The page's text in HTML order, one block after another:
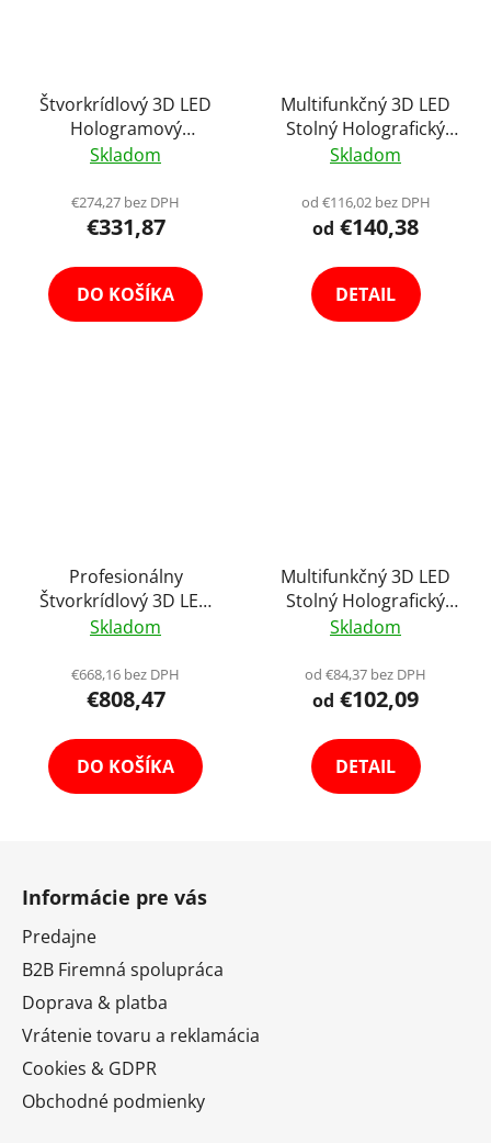
Štvorkrídlový 3D LED
Hologramový
Holografický Projektor
Rozlíšením 2K Audio
Support 56cm Holofan
Skladom
€274,27 bez DPH
€331,87
DO KOŠÍKA
Multifunkčný 3D LED
Stolný Holografický
Projektor Hologram s
Holofan Reklamný
Pútač Fan Výber
Skladom
od €116,02 bez DPH
od €140,38
DETAIL
Profesionálny
Štvorkrídlový 3D LED
Hologramový
HD Zobrazenie 100cm
Holofan Reklamný
Skladom
€668,16 bez DPH
€808,47
DO KOŠÍKA
Multifunkčný 3D LED
Stolný Holografický
Projektor Hologram s
Holofan Reklamný
Pútač Ventilátor HD
Skladom
od €84,37 bez DPH
od €102,09
DETAIL
Informácie pre vás
Predajne
B2B Firemná spolupráca
Doprava & platba
Vrátenie tovaru a reklamácia
Cookies & GDPR
Obchodné podmienky